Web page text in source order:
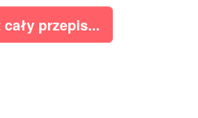
przepis...